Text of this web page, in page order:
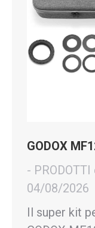
GODOX
-
04/08/2026
Il super kit